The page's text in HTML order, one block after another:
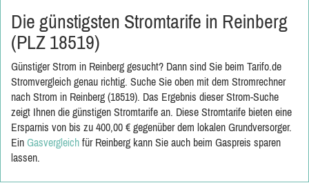
Die günstigsten Stromtarife in Reinberg
(PLZ 18519)
Günstiger Strom in Reinberg gesucht? Dann sind Sie beim Tarifo.de
Stromvergleich genau richtig. Suche Sie oben mit dem Stromrechner
nach Strom in Reinberg (18519). Das Ergebnis dieser Strom-Suche
zeigt Ihnen die günstigen Stromtarife an. Diese Stromtarife bieten eine
Ersparnis von bis zu 400,00 € gegenüber dem lokalen Grundversorger.
Ein Gasvergleich für Reinberg kann Sie auch beim Gaspreis sparen
lassen.